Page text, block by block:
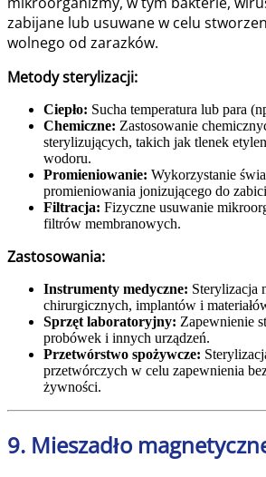
zabijane lub usuwane w celu
wolnego od zarazków.
Metody sterylizacji:
Ciepło: Sucha temperatura lub para
Chemiczne: Zastosowanie
sterylizujących, takich jak tlenek
wodoru.
Promieniowanie: Wykorzystanie
promieniowania jonizującego do
Filtracja: Fizyczne usuwanie
filtrów membranowych.
Zastosowania:
Instrumenty medyczne: Sterylizacja
chirurgicznych, implantów i
Sprzęt laboratoryjny: Zapewnienie
probówek i innych urządzeń.
Przetwórstwo spożywcze:
przetwórczych w celu zapewnienia
żywności.
9. Mieszadło